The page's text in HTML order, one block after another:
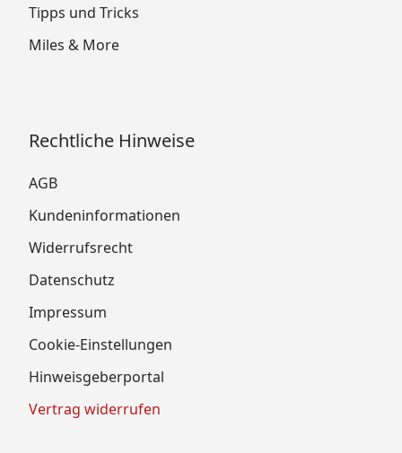
Tipps und Tricks
Miles & More
Rechtliche Hinweise
AGB
Kundeninformationen
Widerrufsrecht
Datenschutz
Impressum
Cookie-Einstellungen
Hinweisgeberportal
Vertrag widerrufen